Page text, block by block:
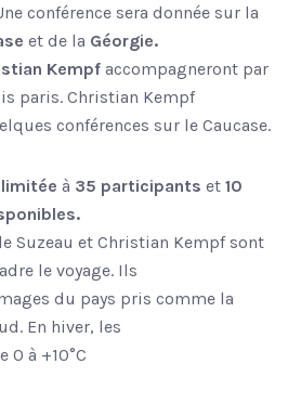
conférence sera donnée sur la
et de la Géorgie.
Kempf accompagneront par
paris. Christian Kempf
conférences sur le Caucase.
limitée à 35 participants et 10
Suzeau et Christian Kempf sont
le voyage. Ils
du pays pris comme la
En hiver, les
0 à +10°C